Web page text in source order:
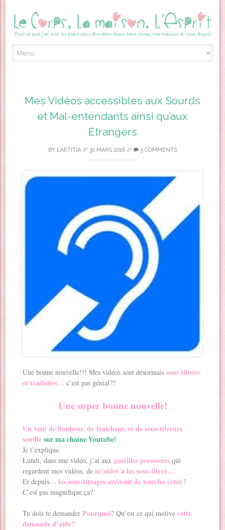
Mes Vidéos accessibles aux Sourds
et Mal-entendants ainsi qu’aux
Etrangers
BY LAETITIA// 30 MARS 2016// 5 COMMENTS
Une bonne nouvelle!!! Mes vidéos sont désormaissous titrées
et traduites… c’est pas génial??
Une super bonne nouvelle!
Un vent de bonheur, de fraicheur, et de sous-titreurs
soufflesur ma chaine Youtube!
Je t’explique.
Lundi, dans une vidéo, j’ai auxgentilles personnes qui
regardent mes vidéos, dem’aider à les sous-titrer…
Et depuis…les sous-titrages arrivent de tous les côtés !
C’est pas magnifique ça?
Tu dois te demander Pourquoi? Qu’est ce qui motivecette
demande d’aide?